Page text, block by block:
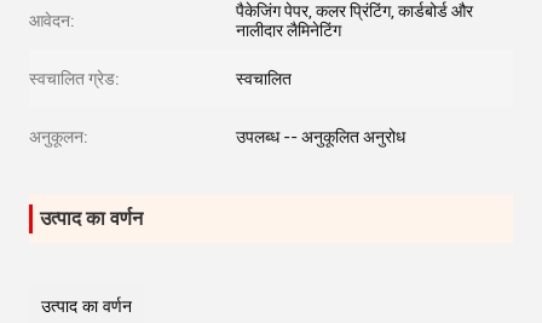
आवेदन:
पैकेजिंग पेपर, कलर प्रिंटिंग, कार्डबोर्ड और
नालीदार लैमिनेटिंग
स्वचालित ग्रेड: स्वचालित
अनुकूलन: उपलब्ध -- अनुकूलित अनुरोध
उत्पाद का वर्णन
उत्पाद का वर्णन